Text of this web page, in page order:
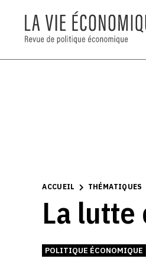
ACCUEIL THÉMATIQUES
La lutte
POLITIQUE ÉCONOMIQUE